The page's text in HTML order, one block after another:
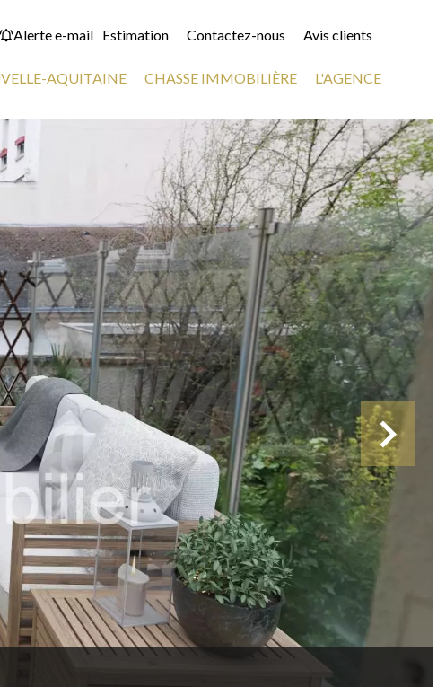
Alerte e-mail Estimation Contactez-nous Avis clients
AQUITAINE CHASSE IMMOBILIÈRE L'AGENCE